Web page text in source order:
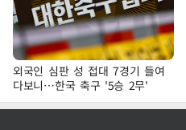
외국인 심판 성 접대 7경기 들여
다보니…한국 축구 '5승 2무'